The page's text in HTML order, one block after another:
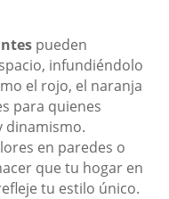
pueden
infundiéndolo
el rojo, el naranja
para quienes
dinamismo.
en paredes o
que tu hogar en
tu estilo único.